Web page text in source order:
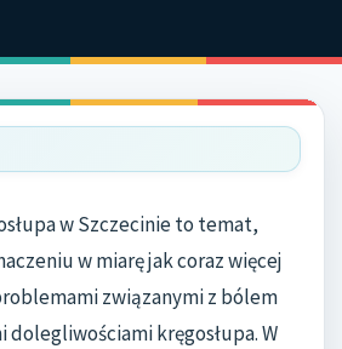
w Szczecinie to temat,
w miarę jak coraz więcej
związanymi z bólem
dolegliwościami kręgosłupa. W